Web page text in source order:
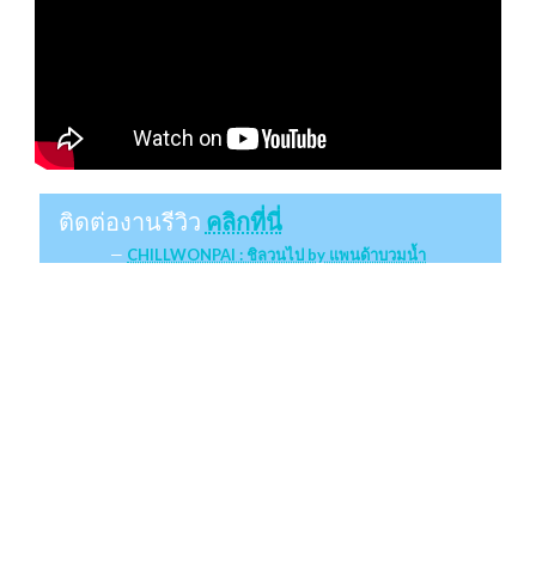
ติดต่องานรีวิว คลิกที่นี่
CHILLWONPAI : ชิลวนไป by แพนด้าบวมน้ำ